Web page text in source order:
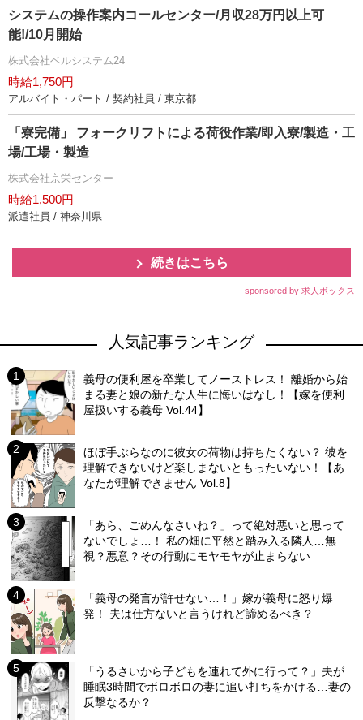
システムの操作案内コールセンター/月収28万円以上可
能!/10月開始
株式会社ベルシステム24
時給1,750円
アルバイト・パート / 契約社員 / 東京都
「寮完備」 フォークリフトによる荷役作業/即入寮/製造・工
場/工場・製造
株式会社京栄センター
時給1,500円
派遣社員 / 神奈川県
続きはこちら
sponsored by 求人ボックス
人気記事ランキング
義母の便利屋を卒業してノーストレス！ 離婚から始
まる妻と娘の新たな人生に悔いはなし！【嫁を便利
屋扱いする義母 Vol.44】
ほぼ手ぶらなのに彼女の荷物は持ちたくない？ 彼を
理解できないけど楽しまないともったいない！【あ
なたが理解できません Vol.8】
「あら、ごめんなさいね？」って絶対悪いと思って
ないでしょ…！ 私の畑に平然と踏み入る隣人…無
視？悪意？その行動にモヤモヤが止まらない
「義母の発言が許せない…！」嫁が義母に怒り爆
発！ 夫は仕方ないと言うけれど諦めるべき？
「うるさいから子どもを連れて外に行って？」夫が
睡眠3時間でボロボロの妻に追い打ちをかける…妻の
反撃なるか？